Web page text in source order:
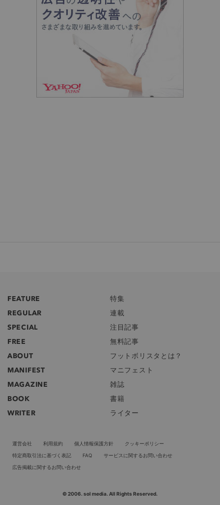
FEATURE
特集
REGULAR
連載
SPECIAL
注目記事
FREE
無料記事
ABOUT
フットボリスタとは？
MANIFEST
マニフェスト
MAGAZINE
雑誌
BOOK
書籍
WRITER
ライター
運営会社 利用規約 個人情報保護方針
クッキーポリシー
特定商取引法に基づく表記
FAQ
サービスに関するお問い合わせ
広告掲載に関するお問い合わせ
© 2006. sol media. All Rights Reserved.